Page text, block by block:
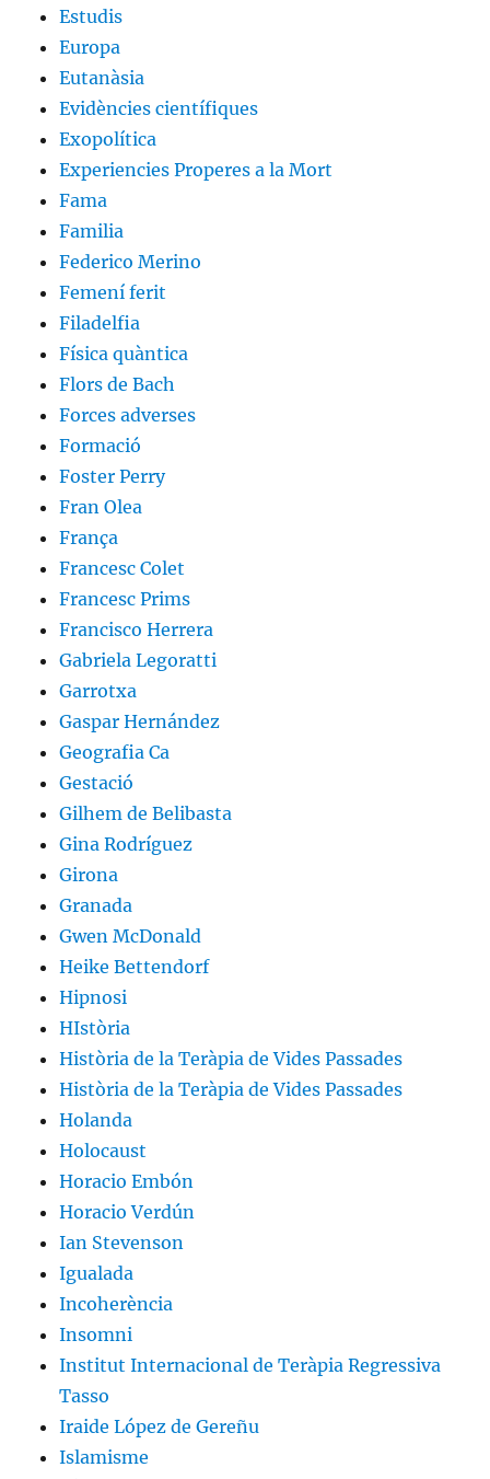
Estudis
Europa
Eutanàsia
Evidències científiques
Exopolítica
Experiencies Properes a la Mort
Fama
Familia
Federico Merino
Femení ferit
Filadelfia
Física quàntica
Flors de Bach
Forces adverses
Formació
Foster Perry
Fran Olea
França
Francesc Colet
Francesc Prims
Francisco Herrera
Gabriela Legoratti
Garrotxa
Gaspar Hernández
Geografia Ca
Gestació
Gilhem de Belibasta
Gina Rodríguez
Girona
Granada
Gwen McDonald
Heike Bettendorf
Hipnosi
HIstòria
Història de la Teràpia de Vides Passades
Història de la Teràpia de Vides Passades
Holanda
Holocaust
Horacio Embón
Horacio Verdún
Ian Stevenson
Igualada
Incoherència
Insomni
Institut Internacional de Teràpia Regressiva
Tasso
Iraide López de Gereñu
Islamisme